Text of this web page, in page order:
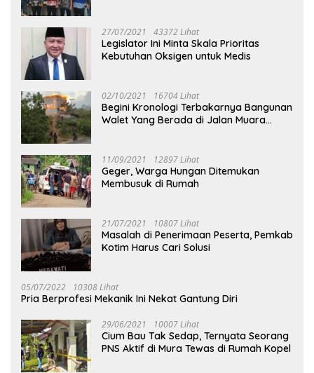
27/07/2021 43372 Lihat
Legislator Ini Minta Skala Prioritas
Kebutuhan Oksigen untuk Medis
02/10/2021 16704 Lihat
Begini Kronologi Terbakarnya Bangunan
Walet Yang Berada di Jalan Muara
11/09/2021 12897 Lihat
Geger, Warga Hungan Ditemukan
Membusuk di Rumah
21/07/2021 10807 Lihat
Masalah di Penerimaan Peserta, Pemkab
Kotim Harus Cari Solusi
05/07/2022 10308 Lihat
Pria Berprofesi Mekanik Ini Nekat Gantung Diri
29/06/2021 10007 Lihat
Cium Bau Tak Sedap, Ternyata Seorang
PNS Aktif di Mura Tewas di Rumah Kopel